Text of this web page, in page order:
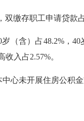
存职工申请贷款
含）占48.2%，40
收入占2.57%。
未开展住房公积金